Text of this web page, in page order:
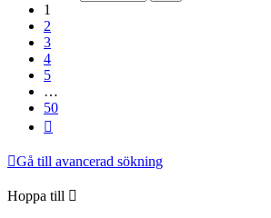
1
2
3
4
5
…
50
Gå till avancerad sökning
Hoppa till